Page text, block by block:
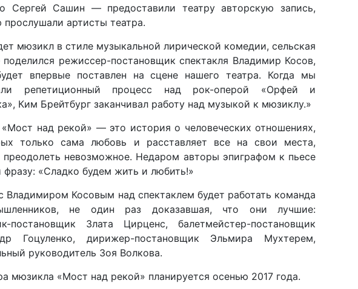
Сергей Сашин — предоставили театру авторскую запись,
прослушали артисты театра.
мюзикл в стиле музыкальной лирической комедии, сельская
режиссер-постановщик спектакля Владимир Косов,
впервые поставлен на сцене нашего театра. Когда мы
репетиционный процесс над рок-оперой «Орфей и
Ким Брейтбург заканчивал работу над музыкой к мюзиклу.»
над рекой» — это история о человеческих отношениях,
только сама любовь и расставляет все на свои места,
преодолеть невозможное. Недаром авторы эпиграфом к пьесе
фразу: «Сладко будем жить и любить!»
Владимиром Косовым над спектаклем будет работать команда
не один раз доказавшая, что они лучшие:
постановщик Злата Цирценс, балетмейстер-постановщик
Гоцуленко, дирижер-постановщик Эльмира Мухтерем,
руководитель Зоя Волкова.
мюзикла «Мост над рекой» планируется осенью 2017 года.